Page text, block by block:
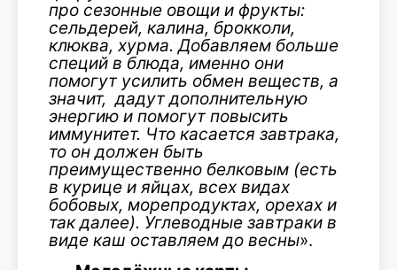
про сезонные овощи и фрукты:
сельдерей, калина, брокколи,
клюква, хурма. Добавляем больше
специй в блюда, именно они
помогут усилить обмен веществ, а
значит, дадут дополнительную
энергию и помогут повысить
иммунитет. Что касается завтрака,
то он должен быть
преимущественно белковым (есть
в курице и яйцах, всех видах
бобовых, морепродуктах, орехах и
так далее). Углеводные завтраки в
виде каш оставляем до весны».